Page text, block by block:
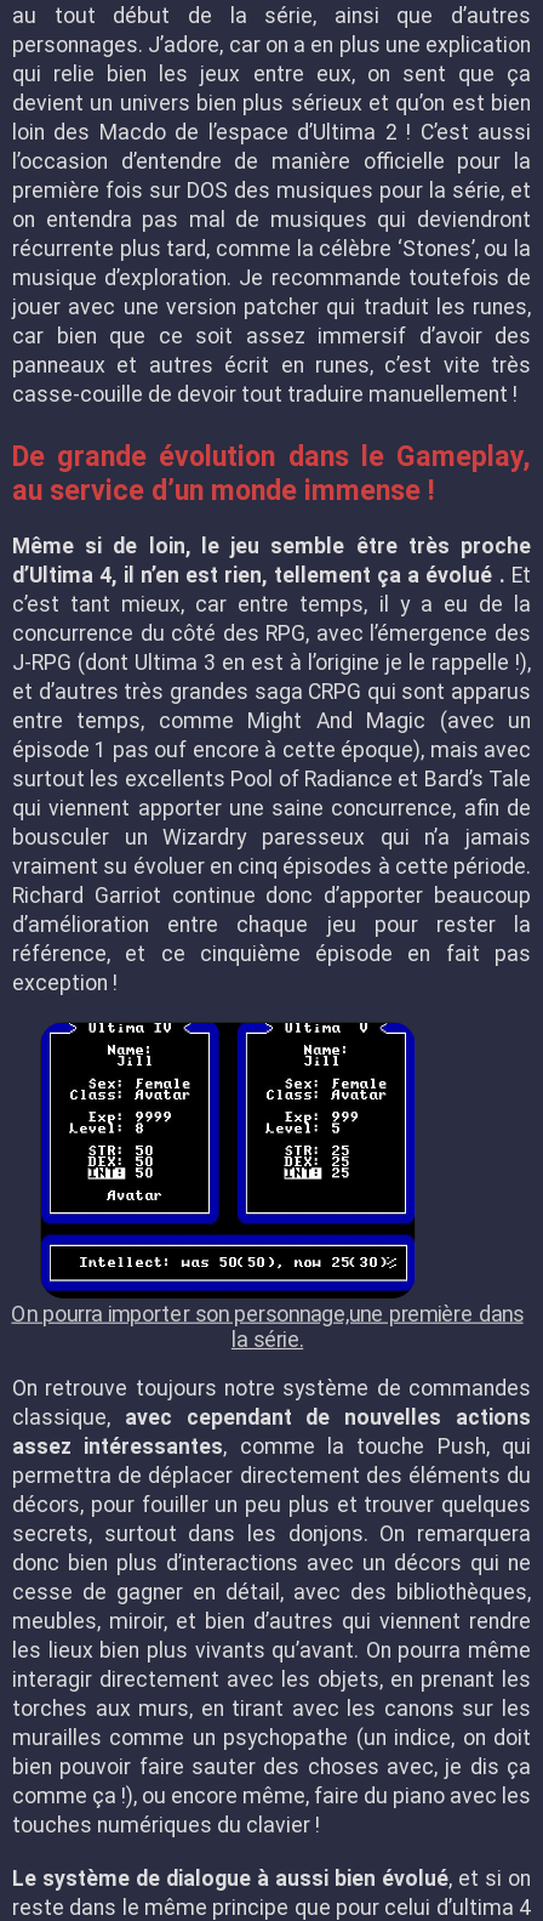
au tout début de la série, ainsi que d’autres
personnages. J’adore, car on a en plus une explication
qui relie bien les jeux entre eux, on sent que ça
devient un univers bien plus sérieux et qu’on est bien
loin des Macdo de l’espace d’Ultima 2 ! C’est aussi
l’occasion d’entendre de manière officielle pour la
première fois sur DOS des musiques pour la série, et
on entendra pas mal de musiques qui deviendront
récurrente plus tard, comme la célèbre ‘Stones’, ou la
musique d’exploration. Je recommande toutefois de
jouer avec une version patcher qui traduit les runes,
car bien que ce soit assez immersif d’avoir des
panneaux et autres écrit en runes, c’est vite très
casse-couille de devoir tout traduire manuellement !
De grande évolution dans le Gameplay,
au service d’un monde immense !
Même si de loin, le jeu semble être très proche
d’Ultima 4, il n’en est rien, tellement ça a évolué . Et
c’est tant mieux, car entre temps, il y a eu de la
concurrence du côté des RPG, avec l’émergence des
J-RPG (dont Ultima 3 en est à l’origine je le rappelle !),
et d’autres très grandes saga CRPG qui sont apparus
entre temps, comme Might And Magic (avec un
épisode 1 pas ouf encore à cette époque), mais avec
surtout les excellents Pool of Radiance et Bard’s Tale
qui viennent apporter une saine concurrence, afin de
bousculer un Wizardry paresseux qui n’a jamais
vraiment su évoluer en cinq épisodes à cette période.
Richard Garriot continue donc d’apporter beaucoup
d’amélioration entre chaque jeu pour rester la
référence, et ce cinquième épisode en fait pas
exception !
On pourra importer son personnage,une première dans
la série.
On retrouve toujours notre système de commandes
classique, avec cependant de nouvelles actions
assez intéressantes, comme la touche Push, qui
permettra de déplacer directement des éléments du
décors, pour fouiller un peu plus et trouver quelques
secrets, surtout dans les donjons. On remarquera
donc bien plus d’interactions avec un décors qui ne
cesse de gagner en détail, avec des bibliothèques,
meubles, miroir, et bien d’autres qui viennent rendre
les lieux bien plus vivants qu’avant. On pourra même
interagir directement avec les objets, en prenant les
torches aux murs, en tirant avec les canons sur les
murailles comme un psychopathe (un indice, on doit
bien pouvoir faire sauter des choses avec, je dis ça
comme ça !), ou encore même, faire du piano avec les
touches numériques du clavier !
Le système de dialogue à aussi bien évolué, et si on
reste dans le même principe que pour celui d’ultima 4